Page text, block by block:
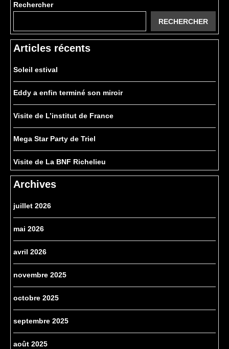
Rechercher
RECHERCHER
Articles récents
Soleil estival
Eddy a enfin terminé son miroir
Visite de L’institut de France
Mega Star Party de Triel
Visite de La BNF Richelieu
Archives
juillet 2026
mai 2026
avril 2026
novembre 2025
octobre 2025
septembre 2025
août 2025